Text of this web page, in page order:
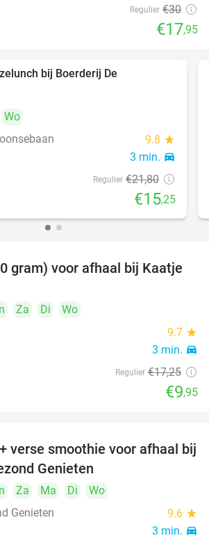
Regulier €30
€17,95
bij Boerderij De
Wo
9.8 star
3 min. directions_car
Regulier €21,80
€15,25
42%
gram) voor afhaal bij Kaatje
Za Di
Wo
9.7 star
3 min. directions_car
Regulier €17,25
€9,95
43%
verse smoothie voor afhaal bij
Genieten
Za Ma Di
Wo
Genieten
9.6 star
3 min. directions_car